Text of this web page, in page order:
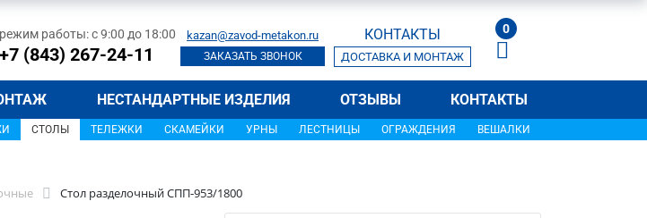
режим работы: с 9:00 до 18:00
+7 (843) 267-24-11
kazan@zavod-metakon.ru
ЗАКАЗАТЬ ЗВОНОК
КОНТАКТЫ
ДОСТАВКА И МОНТАЖ
0
НЕСТАНДАРТНЫЕ ИЗДЕЛИЯ ОТЗЫВЫ КОНТАКТЫ
СТОЛЫ ТЕЛЕЖКИ СКАМЕЙКИ УРНЫ ЛЕСТНИЦЫ ОГРАЖДЕНИЯ ВЕШАЛКИ
Стол разделочный СПП-953/1800